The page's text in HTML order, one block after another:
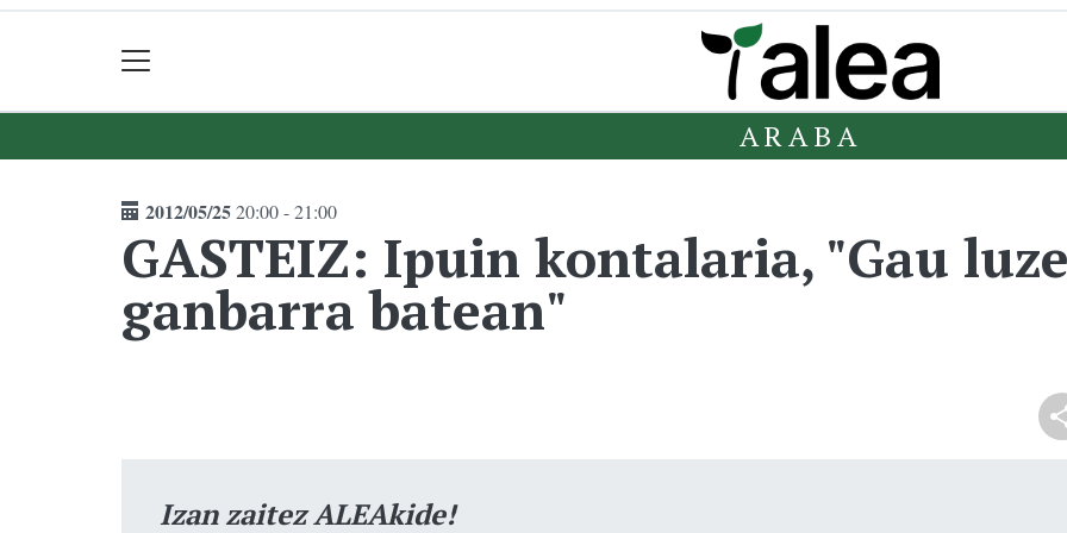
ARABA
2012/05/2520:00 - 21:00
GASTEIZ: Ipuin kontalaria, "Gau
ganbarra batean"
Izan zaitez ALEAkide!